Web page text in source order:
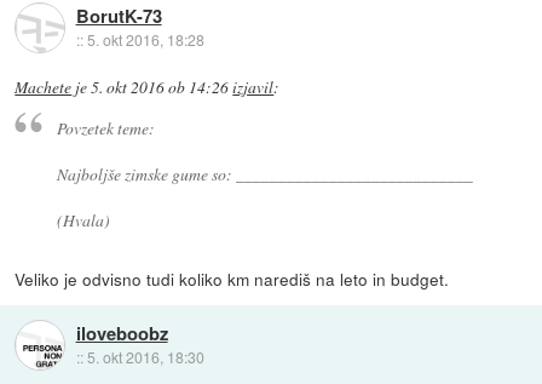
BorutK-73
::5. okt 2016, 18:28
Machete je5. okt 2016 ob 14:26izjavil:
Povzetek teme:
Najboljše zimske gume so: ____________________________
(Hvala)
Veliko je odvisno tudi koliko km narediš na leto in budget.
iloveboobz
:: 5. okt 2016, 18:30